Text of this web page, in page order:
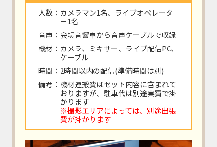
人数：カメラマン1名、ライブオペレータ
ー1名
音声：会場音響卓から音声ケーブルで収録
機材：カメラ、ミキサー、ライブ配信PC、
ケーブル
時間：2時間以内の配信(準備時間は別)
備考：機材運搬費はセット内容に含まれて
おりますが、駐車代は別途実費で掛
かります
※撮影エリアによっては、別途出張
費が掛かります